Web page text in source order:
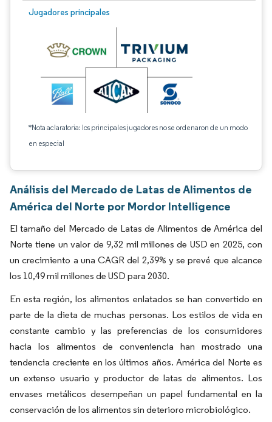
Jugadores principales
*Nota aclaratoria: los principales jugadores no se ordenaron de un modo
en especial
Análisis del Mercado de Latas de Alimentos de
América del Norte por Mordor Intelligence
El tamaño del Mercado de Latas de Alimentos de América del
Norte tiene un valor de 9,32 mil millones de USD en 2025, con
un crecimiento a una CAGR del 2,39% y se prevé que alcance
los 10,49 mil millones de USD para 2030.
En esta región, los alimentos enlatados se han convertido en
parte de la dieta de muchas personas. Los estilos de vida en
constante cambio y las preferencias de los consumidores
hacia los alimentos de conveniencia han mostrado una
tendencia creciente en los últimos años. América del Norte es
un extenso usuario y productor de latas de alimentos. Los
envases metálicos desempeñan un papel fundamental en la
conservación de los alimentos sin deterioro microbiológico.